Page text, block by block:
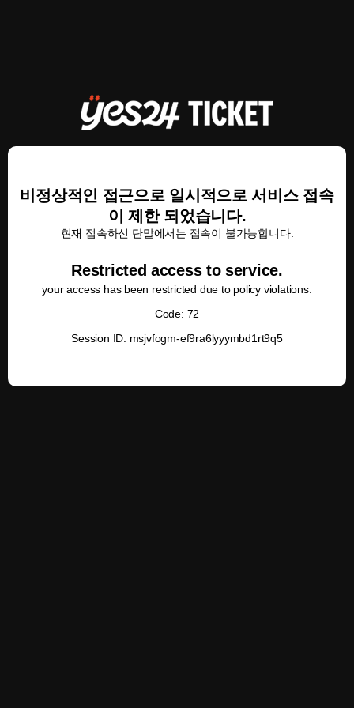
비정상적인 접근으로 일시적으로 서비스 접속
이 제한 되었습니다.
현재 접속하신 단말에서는 접속이 불가능합니다.
Restricted access to service.
your access has been restricted due to policy violations.
Code: 72
Session ID: msjvfogm-ef9ra6lyyymbd1rt9q5